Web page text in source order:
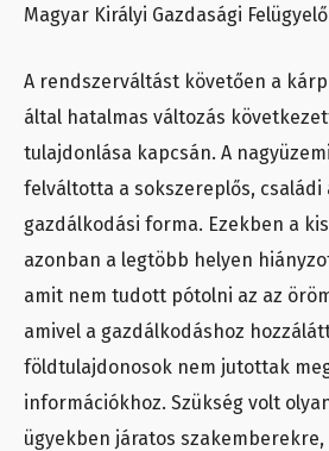
Magyar Királyi Gazdasági
A rendszerváltást követően a
által hatalmas változás
tulajdonlása kapcsán. A
felváltotta a sokszereplős, családi
gazdálkodási forma. Ezekben a
azonban a legtöbb helyen
amit nem tudott pótolni az az
amivel a gazdálkodáshoz
földtulajdonosok nem jutottak
információkhoz. Szükség volt
ügyekben járatos